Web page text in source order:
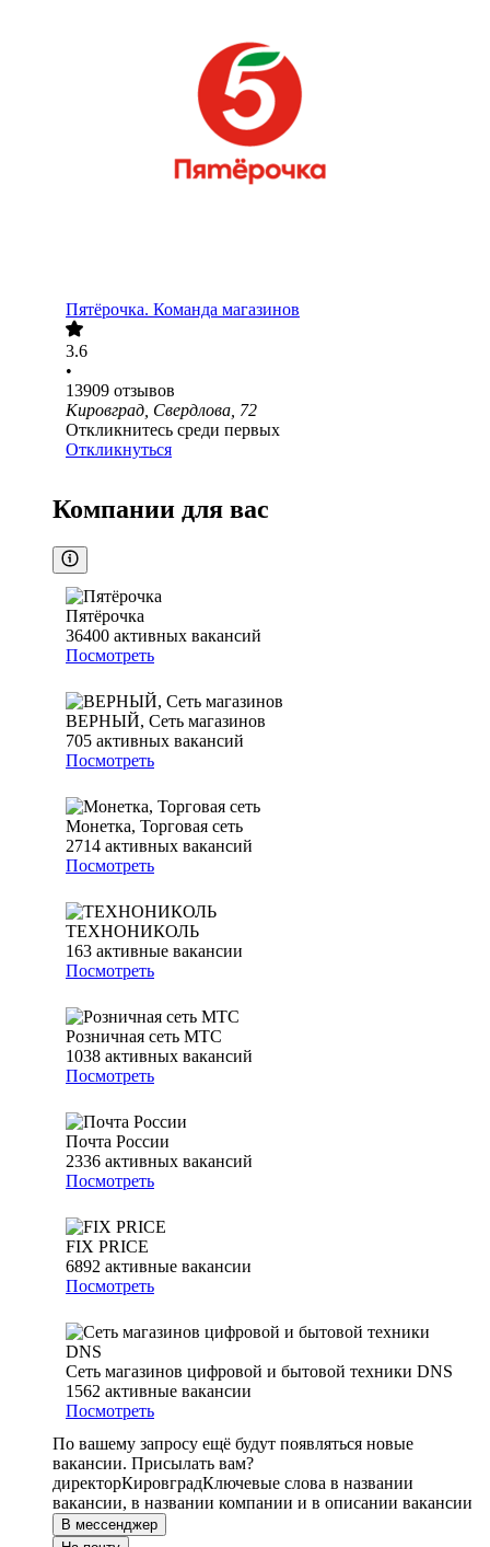
Пятёрочка. Команда магазинов
3.6
•
13909 отзывов
Кировград, Свердлова, 72
Откликнитесь среди первых
Откликнуться
Компании для вас
Пятёрочка
36400 активных вакансий
Посмотреть
ВЕРНЫЙ, Сеть магазинов
705 активных вакансий
Посмотреть
Монетка, Торговая сеть
2714 активных вакансий
Посмотреть
ТЕХНОНИКОЛЬ
163 активные вакансии
Посмотреть
Розничная сеть МТС
1038 активных вакансий
Посмотреть
Почта России
2336 активных вакансий
Посмотреть
FIX PRICE
6892 активные вакансии
Посмотреть
Сеть магазинов цифровой и бытовой техники DNS
1562 активные вакансии
Посмотреть
По вашему запросу ещё будут появляться новые
вакансии. Присылать вам?
директорКировградКлючевые слова в названии
вакансии, в названии компании и в описании вакансии
В мессенджер